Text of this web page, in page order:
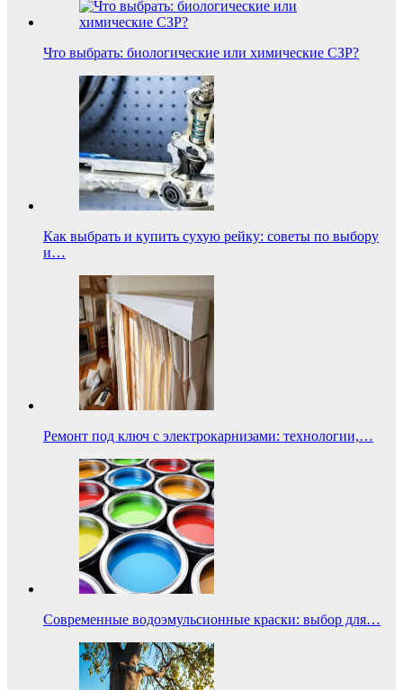
Что выбрать: биологические или химические СЗР?
Как выбрать и купить сухую рейку: советы по выбору
и…
Ремонт под ключ с электрокарнизами: технологии,…
Современные водоэмульсионные краски: выбор для…